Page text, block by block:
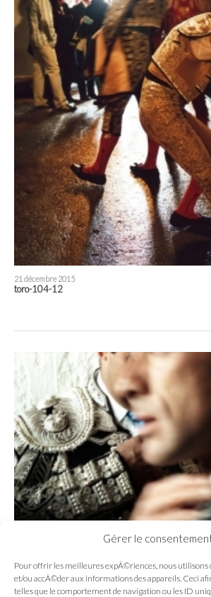
Gérer le
Pour offrir les meilleures expÃ©riences, nous utilisons
et/ou accÃ©der aux informations des appareils. Ceci
telles que le comportement de navigation ou les ID
21 décembre 2015
toro-104-12